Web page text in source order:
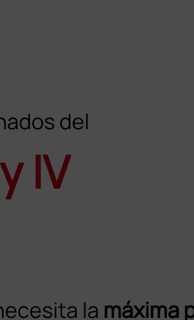
del
IV
la máxima